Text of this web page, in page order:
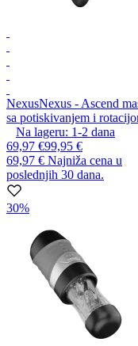
NexusNexus - Ascend
sa potiskivanjem i
Na lageru: 1-2 dana
69,97 €99,95 €
69,97 € Najniža cena u
poslednjih 30 dana.
30%